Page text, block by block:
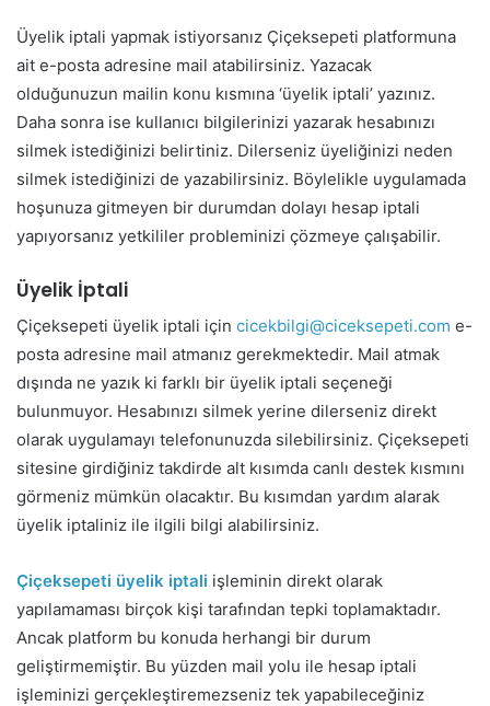
Üyelik iptali yapmak istiyorsanız Çiçeksepeti platformuna
ait e-posta adresine mail atabilirsiniz. Yazacak
olduğunuzun mailin konu kısmına ‘üyelik iptali’ yazınız.
Daha sonra ise kullanıcı bilgilerinizi yazarak hesabınızı
silmek istediğinizi belirtiniz. Dilerseniz üyeliğinizi neden
silmek istediğinizi de yazabilirsiniz. Böylelikle uygulamada
hoşunuza gitmeyen bir durumdan dolayı hesap iptali
yapıyorsanız yetkililer probleminizi çözmeye çalışabilir.
Üyelik İptali
Çiçeksepeti üyelik iptali için cicekbilgi@ciceksepeti.com e-
posta adresine mail atmanız gerekmektedir. Mail atmak
dışında ne yazık ki farklı bir üyelik iptali seçeneği
bulunmuyor. Hesabınızı silmek yerine dilerseniz direkt
olarak uygulamayı telefonunuzda silebilirsiniz. Çiçeksepeti
sitesine girdiğiniz takdirde alt kısımda canlı destek kısmını
görmeniz mümkün olacaktır. Bu kısımdan yardım alarak
üyelik iptaliniz ile ilgili bilgi alabilirsiniz.
Çiçeksepeti üyelik iptali işleminin direkt olarak
yapılamaması birçok kişi tarafından tepki toplamaktadır.
Ancak platform bu konuda herhangi bir durum
geliştirmemiştir. Bu yüzden mail yolu ile hesap iptali
işleminizi gerçekleştiremezseniz tek yapabileceğiniz